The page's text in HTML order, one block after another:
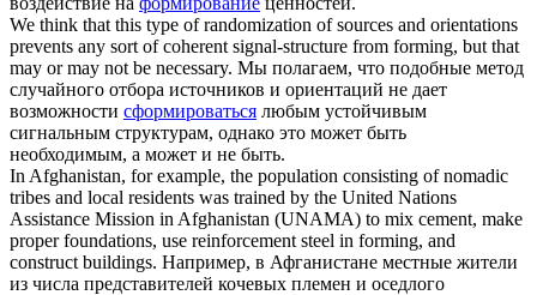
We think that this type of randomization of sources and orientations
prevents any sort of coherent signal-structure from forming, but that
may or may not be necessary. Мы полагаем, что подобные метод
случайного отбора источников и ориентаций не дает
возможности сформироваться любым устойчивым
сигнальным структурам, однако это может быть
необходимым, а может и не быть.
In Afghanistan, for example, the population consisting of nomadic
tribes and local residents was trained by the United Nations
Assistance Mission in Afghanistan (UNAMA) to mix cement, make
proper foundations, use reinforcement steel in forming, and
construct buildings. Например, в Афганистане местные жители
из числа представителей кочевых племен и оседлого